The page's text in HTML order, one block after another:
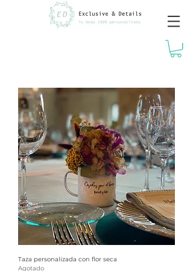
Taza personalizada con flor seca
Agotado